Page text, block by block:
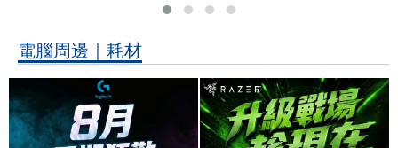
電腦周邊｜耗材